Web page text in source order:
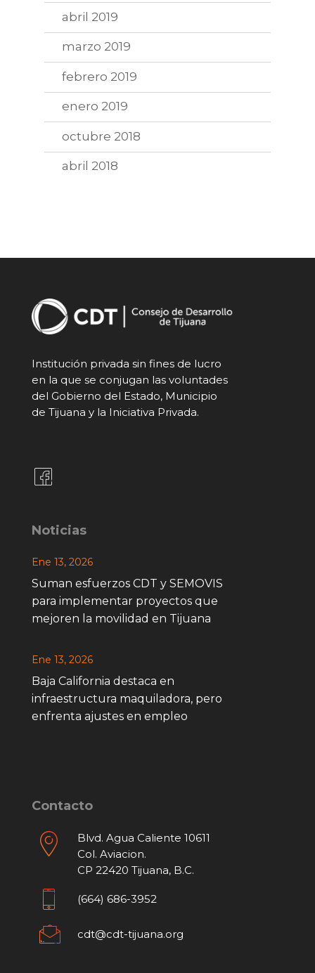
abril 2019
marzo 2019
febrero 2019
enero 2019
octubre 2018
abril 2018
Institución privada sin fines de lucro
en la que se conjugan las voluntades
del Gobierno del Estado, Municipio
de Tijuana y la Iniciativa Privada.
Noticias
Suman esfuerzos CDT y SEMOVIS
para implementar proyectos que
mejoren la movilidad en Tijuana
Ene 13, 2026
Baja California destaca en
infraestructura maquiladora, pero
enfrenta ajustes en empleo
Ene 13, 2026
Contacto
Blvd. Agua Caliente 10611
Col. Aviacion.
CP 22420 Tijuana, B.C.
(664) 686-3952
cdt@cdt-tijuana.org